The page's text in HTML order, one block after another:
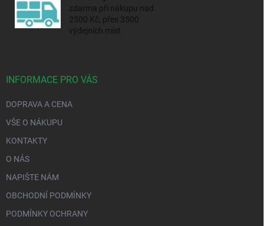
zdarma při nákupu nad
2500 Kč, přes 3500
výdejních míst
INFORMACE PRO VÁS
DOPRAVA A CENA
VŠE O NÁKUPU
KONTAKTY
O NÁS
NAPIŠTE NÁM
OBCHODNÍ PODMÍNKY
PODMÍNKY OCHRANY